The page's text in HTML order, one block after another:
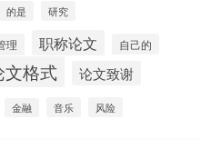
的是 研究
理 职称论文 自己的
文格式 论文致谢
金融 音乐 风险